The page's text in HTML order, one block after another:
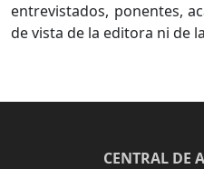
entrevistados, ponentes,
de vista de la editora ni de
CENTRAL DE